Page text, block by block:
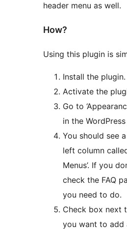
header menu as well.
How?
Using this plugin is
Install the plugin.
Activate the
Go to
in the
You should see
left column
Menus’. If you don’t see it,
check the FAQ
you need to do.
Check box next
you want to add